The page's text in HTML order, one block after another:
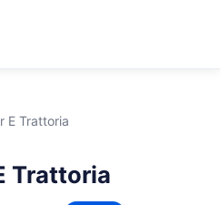
E Trattoria
Trattoria